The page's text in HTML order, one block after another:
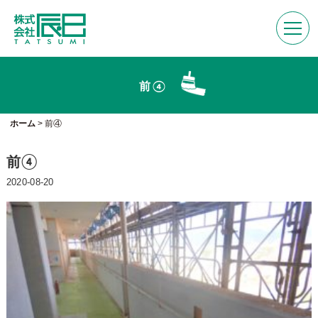
前④
ホーム> 前④
前④
2020-08-20